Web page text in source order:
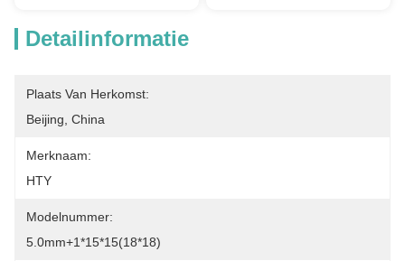
Detailinformatie
Plaats Van Herkomst:
Beijing, China
Merknaam:
HTY
Modelnummer:
5.0mm+1*15*15(18*18)